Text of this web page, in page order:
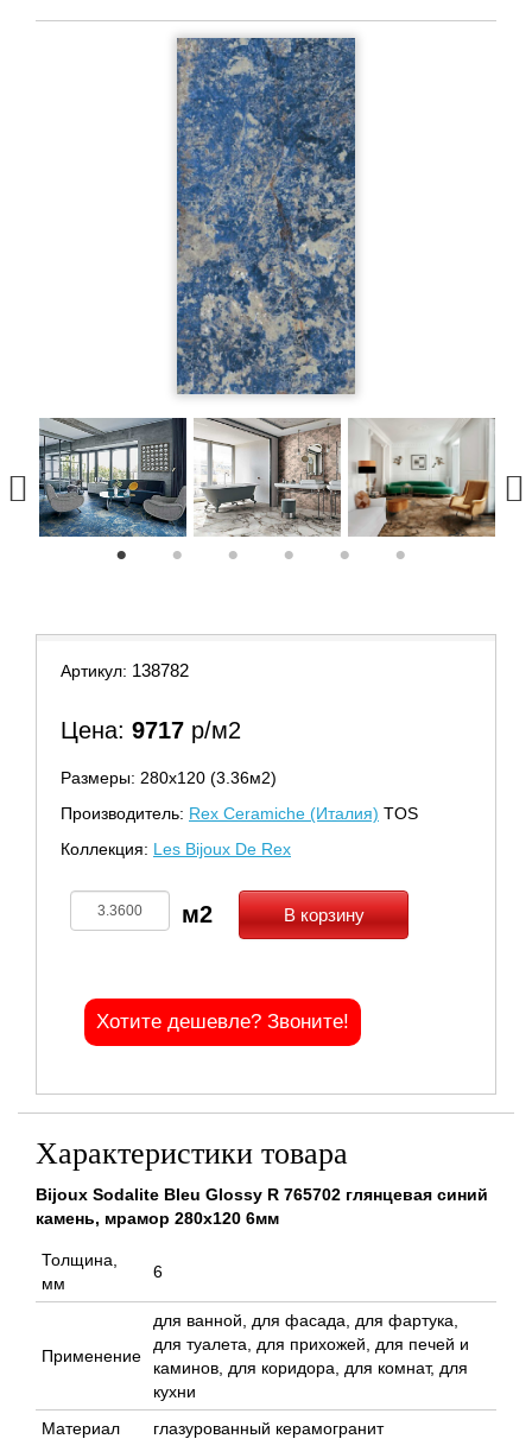
Артикул: 138782
Цена: 9717 р/м2
Размеры: 280х120 (3.36м2)
Производитель: Rex Ceramiche (Италия) TOS
Коллекция: Les Bijoux De Rex
В корзину
Хотите дешевле? Звоните!
Характеристики товара
Bijoux Sodalite Bleu Glossy R 765702 глянцевая синий
камень, мрамор 280x120 6мм
Толщина,
мм
6
Применение
для ванной, для фасада, для фартука,
для туалета, для прихожей, для печей и
каминов, для коридора, для комнат, для
кухни
Материал
глазурованный керамогранит